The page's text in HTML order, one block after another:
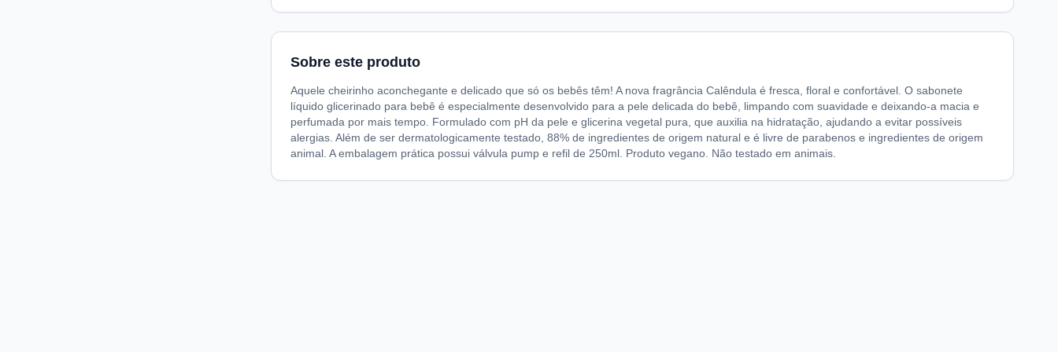
Sobre este produto
Aquele cheirinho aconchegante e delicado que só os bebês têm! A nova fragrância Calêndula é fresca, floral e confortável. O sabonete
líquido glicerinado para bebê é especialmente desenvolvido para a pele delicada do bebê, limpando com suavidade e deixando-a macia e
perfumada por mais tempo. Formulado com pH da pele e glicerina vegetal pura, que auxilia na hidratação, ajudando a evitar possíveis
alergias. Além de ser dermatologicamente testado, 88% de ingredientes de origem natural e é livre de parabenos e ingredientes de origem
animal. A embalagem prática possui válvula pump e refil de 250ml. Produto vegano. Não testado em animais.